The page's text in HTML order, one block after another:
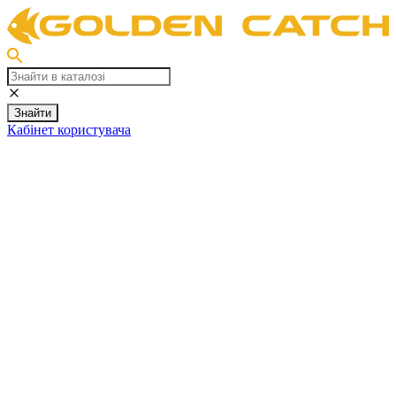
Знайти
Кабінет користувача